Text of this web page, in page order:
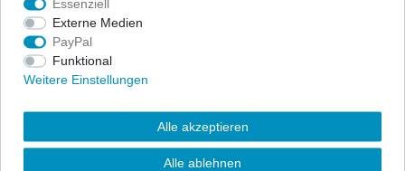
- Material:100% Polyamid, Velour (ca. 600g/m²)
Essenziell
Externe Medien
PayPal
Funktional
Weitere Einstellungen
Alle akzeptieren
Alle ablehnen